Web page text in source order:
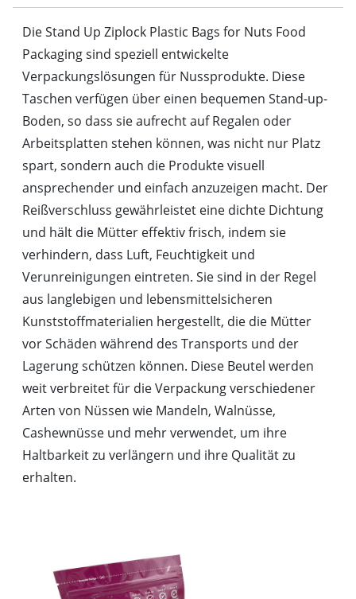
Die Stand Up Ziplock Plastic Bags for Nuts Food
Packaging sind speziell entwickelte
Verpackungslösungen für Nussprodukte. Diese
Taschen verfügen über einen bequemen Stand-up-
Boden, so dass sie aufrecht auf Regalen oder
Arbeitsplatten stehen können, was nicht nur Platz
spart, sondern auch die Produkte visuell
ansprechender und einfach anzuzeigen macht. Der
Reißverschluss gewährleistet eine dichte Dichtung
und hält die Mütter effektiv frisch, indem sie
verhindern, dass Luft, Feuchtigkeit und
Verunreinigungen eintreten. Sie sind in der Regel
aus langlebigen und lebensmittelsicheren
Kunststoffmaterialien hergestellt, die die Mütter
vor Schäden während des Transports und der
Lagerung schützen können. Diese Beutel werden
weit verbreitet für die Verpackung verschiedener
Arten von Nüssen wie Mandeln, Walnüsse,
Cashewnüsse und mehr verwendet, um ihre
Haltbarkeit zu verlängern und ihre Qualität zu
erhalten.